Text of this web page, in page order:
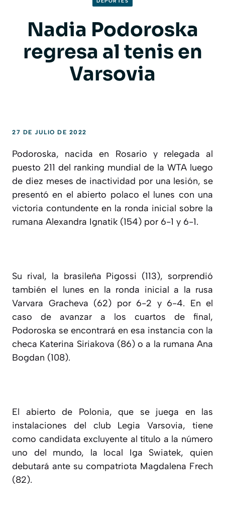
Nadia Podoroska
regresa al tenis en
Varsovia
27 DE JULIO DE 2022
Podoroska, nacida en Rosario y relegada al
puesto 211 del ranking mundial de la WTA luego
de diez meses de inactividad por una lesión, se
presentó en el abierto polaco el lunes con una
victoria contundente en la ronda inicial sobre la
rumana Alexandra Ignatik (154) por 6-1 y 6-1.
Su rival, la brasileña Pigossi (113), sorprendió
también el lunes en la ronda inicial a la rusa
Varvara Gracheva (62) por 6-2 y 6-4. En el
caso de avanzar a los cuartos de final,
Podoroska se encontrará en esa instancia con la
checa Katerina Siriakova (86) o a la rumana Ana
Bogdan (108).
El abierto de Polonia, que se juega en las
instalaciones del club Legia Varsovia, tiene
como candidata excluyente al título a la número
uno del mundo, la local Iga Swiatek, quien
debutará ante su compatriota Magdalena Frech
(82).